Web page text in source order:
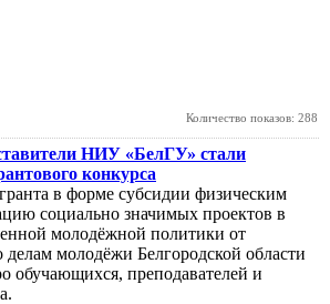
Количество показов: 288
НИУ «БелГУ» стали
конкурса
в форме субсидии физическим
социально значимых проектов в
молодёжной политики от
молодёжи Белгородской области
обучающихся, преподавателей и